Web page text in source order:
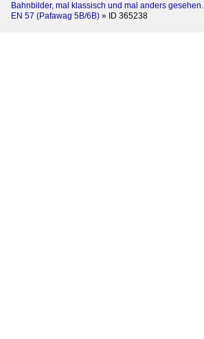
Bahnbilder, mal klassisch und mal anders gesehen.
EN 57 (Pafawag 5B/6B) » ID 365238